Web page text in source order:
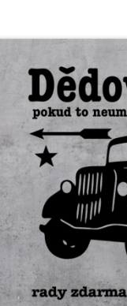
Oblečení
Přihlášení